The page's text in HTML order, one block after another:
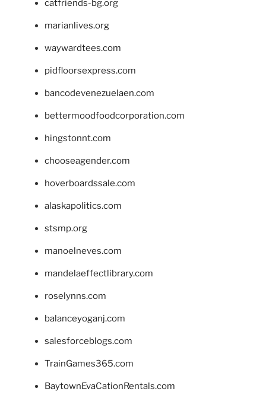
catfriends-bg.org
marianlives.org
waywardtees.com
pidfloorsexpress.com
bancodevenezuelaen.com
bettermoodfoodcorporation.com
hingstonnt.com
chooseagender.com
hoverboardssale.com
alaskapolitics.com
stsmp.org
manoelneves.com
mandelaeffectlibrary.com
roselynns.com
balanceyoganj.com
salesforceblogs.com
TrainGames365.com
BaytownEvaCationRentals.com